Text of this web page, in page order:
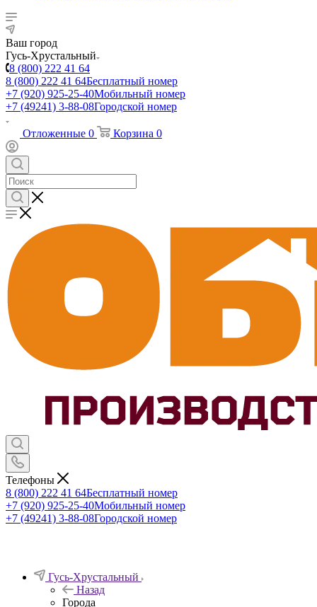
Ваш город
Гусь-Хрустальный
8 (800) 222 41 64
8 (800) 222 41 64Бесплатный номер
+7 (920) 925-25-40Мобильный номер
+7 (49241) 3-88-08Городской номер
Отложенные 0 Корзина 0
Телефоны
8 (800) 222 41 64Бесплатный номер
+7 (920) 925-25-40Мобильный номер
+7 (49241) 3-88-08Городской номер
Гусь-Хрустальный
Назад
Города